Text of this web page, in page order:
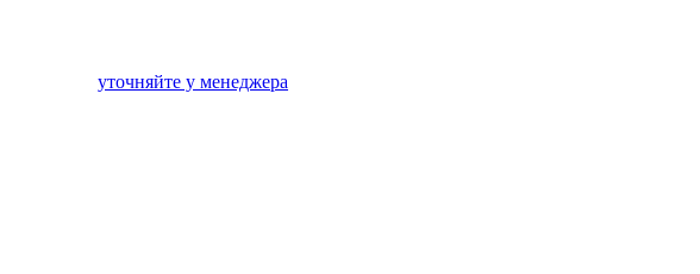
уточняйте у менеджера